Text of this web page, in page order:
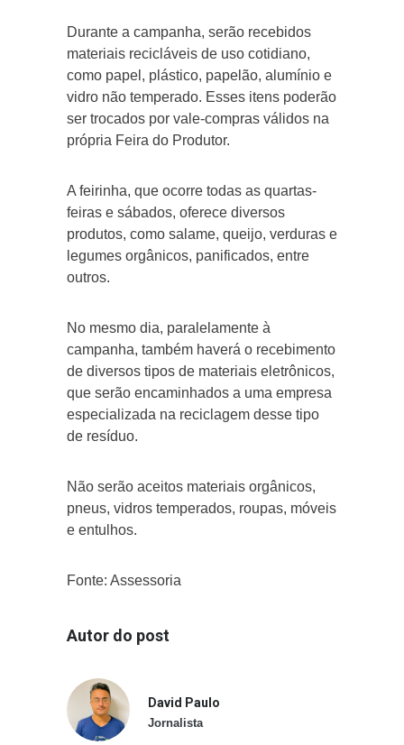
Durante a campanha, serão recebidos
materiais recicláveis de uso cotidiano,
como papel, plástico, papelão, alumínio e
vidro não temperado. Esses itens poderão
ser trocados por vale-compras válidos na
própria Feira do Produtor.
A feirinha, que ocorre todas as quartas-
feiras e sábados, oferece diversos
produtos, como salame, queijo, verduras e
legumes orgânicos, panificados, entre
outros.
No mesmo dia, paralelamente à
campanha, também haverá o recebimento
de diversos tipos de materiais eletrônicos,
que serão encaminhados a uma empresa
especializada na reciclagem desse tipo
de resíduo.
Não serão aceitos materiais orgânicos,
pneus, vidros temperados, roupas, móveis
e entulhos.
Fonte: Assessoria
Autor do post
David Paulo
Jornalista